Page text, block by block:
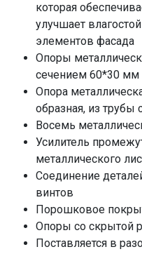
которая
улучшает
элементов фасада
Опоры
сечением 60*30 мм
Опора
образная, из
Восемь
Усилитель
металлического
Соединение
винтов
Порошковое
Опоры со скрытой
Поставляется в